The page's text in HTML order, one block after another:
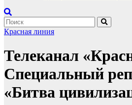
Красная линия
Телеканал
Специальный
«Битва